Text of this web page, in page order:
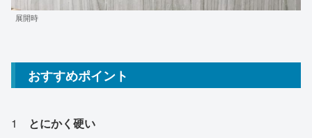
展開時
おすすめポイント
1 とにかく硬い